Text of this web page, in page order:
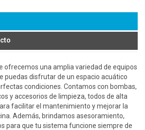
ofrecemos una amplia variedad de equipos
puedas disfrutar de un espacio acuático
condiciones. Contamos con bombas,
y accesorios de limpieza, todos de alta
facilitar el mantenimiento y mejorar la
Además, brindamos asesoramiento,
para que tu sistema funcione siempre de